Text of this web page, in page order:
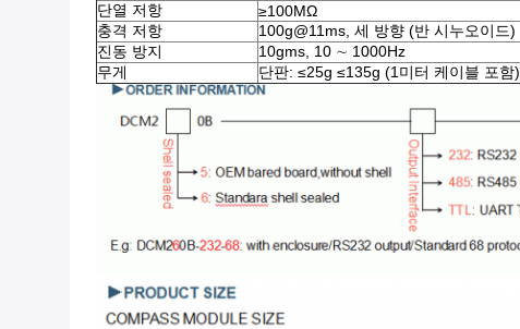
단열 저항
≥100MΩ
충격 저항
100g@11ms, 세 방향 (반 시누오이드)
진동 방지
10gms, 10 ∼ 1000Hz
무게
단판: ≤25g ≤135g (1미터 케이블 포함)